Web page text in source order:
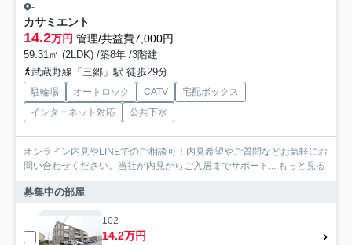
-
カサミエント
14.2万円 管理/共益費7,000円
59.31㎡ (2LDK) /築8年 /3階建
武蔵野線「三郷」駅 徒歩29分
駐輪場 オートロック CATV
宅配ボックス
インターネット対応
公共下水
オンライン内見やLINEでのご相談可！内見希望やご質問などお気軽にお
問い合わせください。当社が内見からご入居までサポート... もっと見る
募集中の部屋
102
14.2万円